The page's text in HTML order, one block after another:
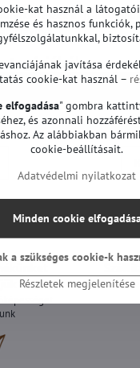
pótalkatrészek a gyárból
javítva.
| LG TV Alaplapok |
25 000 Ft
kat használ a
és hasznos funkciók,
javítása
cookie-kat használ –
elfogadása" gombra
és azonnali
Az alábbiakban
cookie-beállításait.
Adatvédelmi nyilatkozat
Részletek megjelenítése
Minden cookie
a szükséges cookie-k